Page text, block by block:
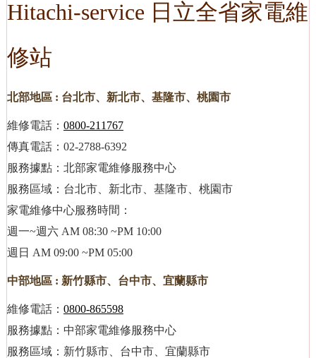
Hitachi-service 日立全省家電維
修站
北部地區 : 台北市、新北市、基隆市、桃園市
維修電話： 0800-211767
傳真電話：02-2788-6392
服務據點：北部家電維修服務中心
服務區域：台北市、新北市、基隆市、桃園市
家電維修中心服務時間：
週一~週六 AM 08:30 ~PM 10:00
週日 AM 09:00 ~PM 05:00
中部地區 : 新竹縣市、台中市、宜蘭縣市
維修電話： 0800-865598
服務據點：中部家電維修服務中心
服務區域：新竹縣市、台中市、宜蘭縣市